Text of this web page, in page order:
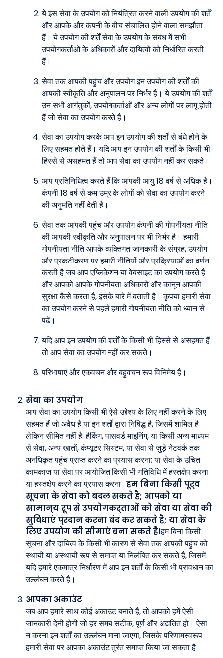
ये इस सेवा के उपयोग को नियंत्रित करने वाली उपयोग की शर्तें
और आपके और कंपनी के बीच संचालित होने वाला समझौता
हैं। ये उपयोग की शर्तें सेवा के उपयोग के संबंध में सभी
उपयोगकर्ताओं के अधिकारों और दायित्वों को निर्धारित करती
हैं।
सेवा तक आपकी पहुंच और उपयोग इन उपयोग की शर्तों की
आपकी स्वीकृति और अनुपालन पर निर्भर है। ये उपयोग की शर्तें
उन सभी आगंतुकों, उपयोगकर्ताओं और अन्य लोगों पर लागू होती
हैं जो सेवा का उपयोग करते हैं।
सेवा का उपयोग करके आप इन उपयोग की शर्तों से बंधे होने के
लिए सहमत होते हैं। यदि आप इन उपयोग की शर्तों के किसी भी
हिस्से से असहमत हैं तो आप सेवा का उपयोग नहीं कर सकते।
आप प्रतिनिधित्व करते हैं कि आपकी आयु 18 वर्ष से अधिक है।
कंपनी 18 वर्ष से कम उम्र के लोगों को सेवा का उपयोग करने
की अनुमति नहीं देती है।
सेवा तक आपकी पहुंच और उपयोग कंपनी की गोपनीयता नीति
की आपकी स्वीकृति और अनुपालन पर भी निर्भर है। हमारी
गोपनीयता नीति आपके व्यक्तिगत जानकारी के संग्रह, उपयोग
और प्रकटीकरण पर हमारी नीतियों और प्रक्रियाओं का वर्णन
करती है जब आप एप्लिकेशन या वेबसाइट का उपयोग करते हैं
और आपको आपके गोपनीयता अधिकारों और कानून आपकी
सुरक्षा कैसे करता है, इसके बारे में बताती है। कृपया हमारी सेवा
का उपयोग करने से पहले हमारी गोपनीयता नीति को ध्यान से
पढ़ें।
यदि आप इन उपयोग की शर्तों के किसी भी हिस्से से असहमत हैं
तो आप सेवा का उपयोग नहीं कर सकते।
परिभाषाएं और एकवचन और बहुवचन रूप विनिमेय हैं।
सेवा का उपयोग
आप सेवा का उपयोग किसी भी ऐसे उद्देश्य के लिए नहीं करने के लिए
सहमत हैं जो अवैध है या इन शर्तों द्वारा निषिद्ध है, जिसमें शामिल है
लेकिन सीमित नहीं है: हैकिंग, पासवर्ड माइनिंग, या किसी अन्य माध्यम
से सेवा, अन्य खातों, कंप्यूटर सिस्टम, या सेवा से जुड़े नेटवर्क तक
अनधिकृत पहुंच प्राप्त करने का प्रयास करना; या सेवा के उचित
कामकाज या सेवा पर आयोजित किसी भी गतिविधि में हस्तक्षेप करना
या हस्तक्षेप करने का प्रयास करना।हम बिना किसी पूर्व
सूचना के सेवा को बदल सकते हैं; आपको या
सामान्य रूप से उपयोगकर्ताओं को सेवा या सेवा की
सुविधाएं प्रदान करना बंद कर सकते हैं; या सेवा के
लिए उपयोग की सीमाएं बना सकते हैं।हम बिना किसी
सूचना और दायित्व के किसी भी कारण से सेवा तक आपकी पहुंच को
स्थायी या अस्थायी रूप से समाप्त या निलंबित कर सकते हैं, जिसमें
यदि हमारे एकमात्र निर्धारण में आप इन शर्तों के किसी भी प्रावधान का
उल्लंघन करते हैं।
आपका अकाउंट
जब आप हमारे साथ कोई अकाउंट बनाते हैं, तो आपको हमें ऐसी
जानकारी देनी होगी जो हर समय सटीक, पूर्ण और अद्यतित हो। ऐसा
न करना इन शर्तों का उल्लंघन माना जाएगा, जिसके परिणामस्वरूप
हमारी सेवा पर आपका अकाउंट तुरंत समाप्त किया जा सकता है।